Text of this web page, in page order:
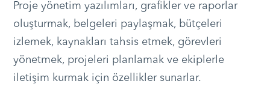
Proje yönetim yazılımları, grafikler ve raporlar
oluşturmak, belgeleri paylaşmak, bütçeleri
izlemek, kaynakları tahsis etmek, görevleri
yönetmek, projeleri planlamak ve ekiplerle
iletişim kurmak için özellikler sunarlar.